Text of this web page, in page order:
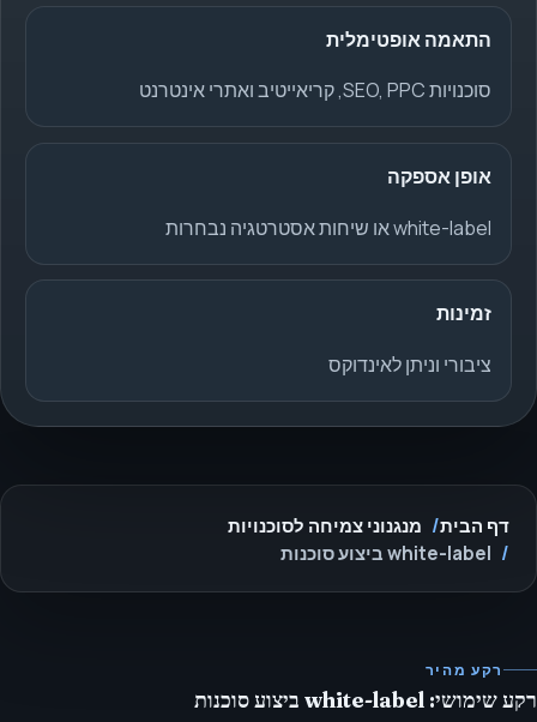
התאמה אופטימלית
סוכנויות SEO, PPC, קריאייטיב ואתרי אינטרנט
אופן אספקה
white-label או שיחות אסטרטגיה נבחרות
זמינות
ציבורי וניתן לאינדוקס
דף הבית
מנגנוני צמיחה לסוכנויות
white-label ביצוע סוכנות
רקע מהיר
רקע שימושי: white-label ביצוע סוכנות